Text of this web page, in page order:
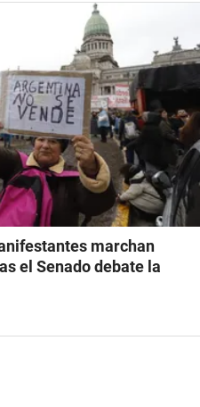
marchan
el Senado debate la